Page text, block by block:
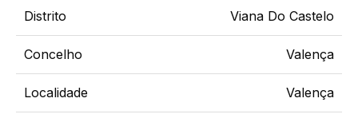
Distrito Viana Do Castelo
Concelho Valença
Localidade Valença